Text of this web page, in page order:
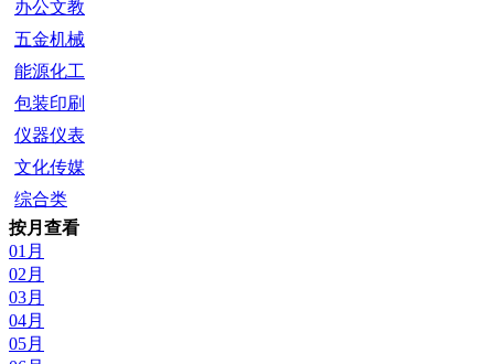
办公文教
五金机械
能源化工
包装印刷
仪器仪表
文化传媒
综合类
按月查看
01月
02月
03月
04月
05月